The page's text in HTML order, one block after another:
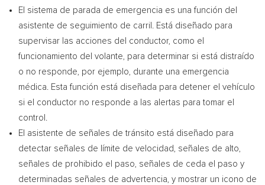
El sistema de parada de emergencia es una función del
asistente de seguimiento de carril. Está diseñado para
supervisar las acciones del conductor, como el
funcionamiento del volante, para determinar si está distraído
o no responde, por ejemplo, durante una emergencia
médica. Esta función está diseñada para detener el vehículo
si el conductor no responde a las alertas para tomar el
control.
El asistente de señales de tránsito está diseñado para
detectar señales de límite de velocidad, señales de alto,
señales de prohibido el paso, señales de ceda el paso y
determinadas señales de advertencia, y mostrar un icono de